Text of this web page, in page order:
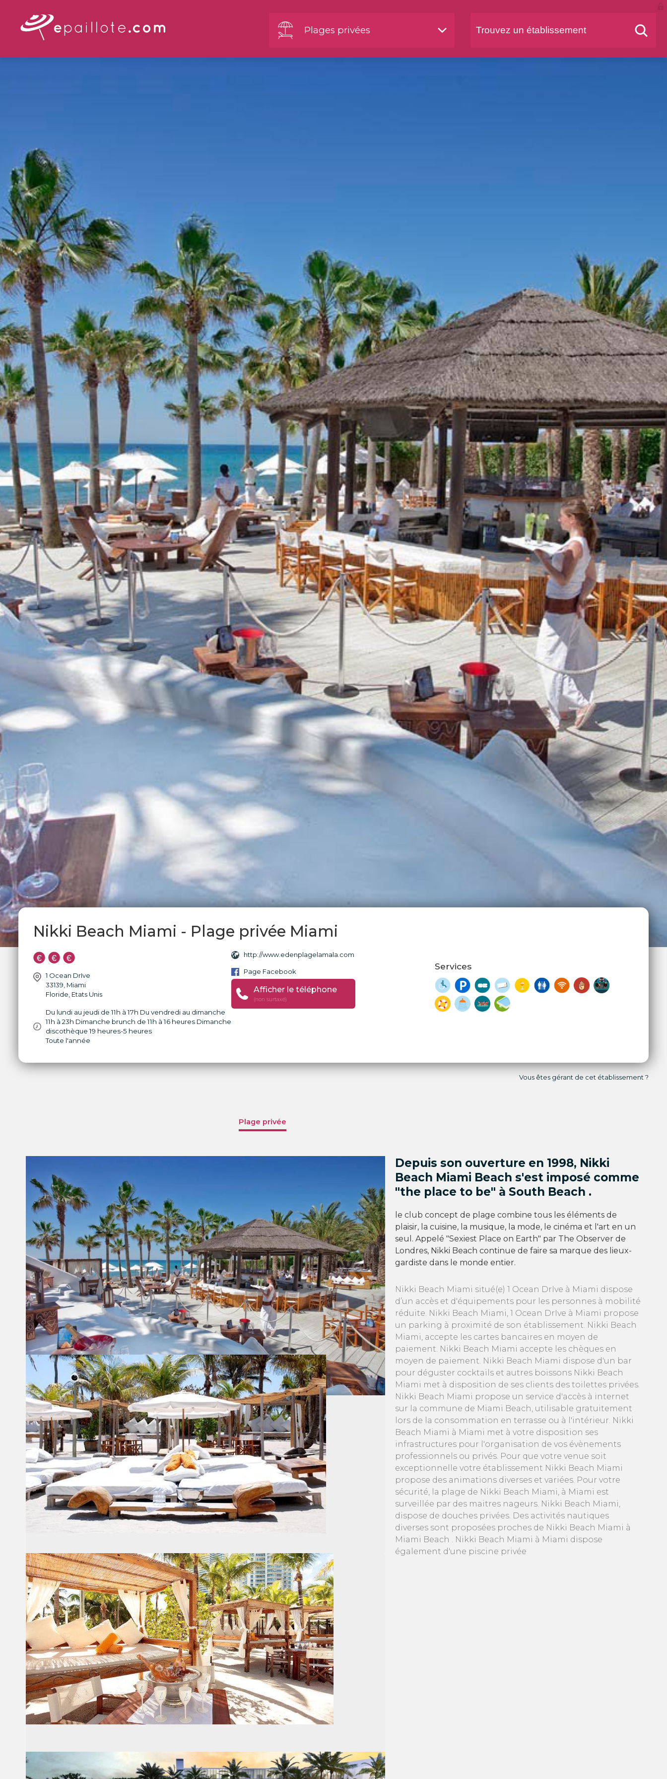
Plages privées
Nikki Beach Miami - Plage privée Miami
1 Ocean DrIve
33139 Miami
Floride Etats Unis
Du lundi au jeudi de 11h à 17h Du vendredi au dimanche
11h à 23h Dimanche brunch de 11h à 16 heures Dimanche
discothèque 19 heures-5 heures
Toute l'année
http://www.edenplagelamala.com
Page Facebook
Afficher le téléphone
(non surtaxé)
Services
Vous êtes gérant de cet établissement ?
Plage privée
Depuis son ouverture en 1998, Nikki
Beach Miami Beach s'est imposé comme
"the place to be" à South Beach .
le club concept de plage combine tous les éléments de
plaisir, la cuisine, la musique, la mode, le cinéma et l'art en un
seul. Appelé "Sexiest Place on Earth" par The Observer de
Londres, Nikki Beach continue de faire sa marque des lieux-
gardiste dans le monde entier.
Nikki Beach Miami situé(e) 1 Ocean DrIve à Miami dispose
d’un accès et d'équipements pour les personnes à mobilité
réduite. Nikki Beach Miami, 1 Ocean DrIve à Miami propose
un parking à proximité de son établissement. Nikki Beach
Miami, accepte les cartes bancaires en moyen de
paiement. Nikki Beach Miami accepte les chèques en
moyen de paiement. Nikki Beach Miami dispose d'un bar
pour déguster cocktails et autres boissons Nikki Beach
Miami met à disposition de ses clients des toilettes privées.
Nikki Beach Miami propose un service d'accès à internet
sur la commune de Miami Beach, utilisable gratuitement
lors de la consommation en terrasse ou à l'intérieur. Nikki
Beach Miami à Miami met à votre disposition ses
infrastructures pour l'organisation de vos évènements
professionnels ou privés. Pour que votre venue soit
exceptionnelle votre établissement Nikki Beach Miami
propose des animations diverses et variées. Pour votre
sécurité, la plage de Nikki Beach Miami, à Miami est
surveillée par des maitres nageurs. Nikki Beach Miami,
dispose de douches privées. Des activités nautiques
diverses sont proposées proches de Nikki Beach Miami à
Miami Beach . Nikki Beach Miami à Miami dispose
également d'une piscine privée